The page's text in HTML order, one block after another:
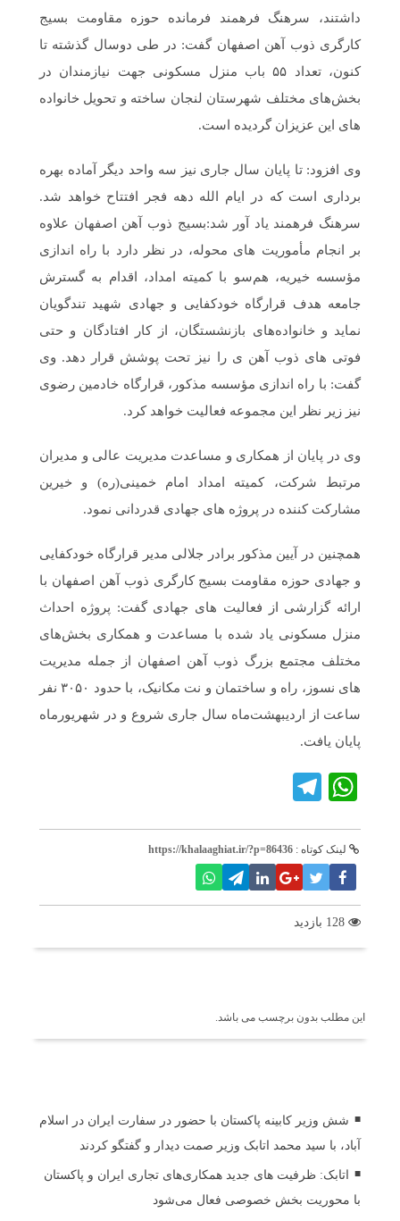
داشتند، سرهنگ فرهمند فرمانده حوزه مقاومت بسیج
کارگری ذوب آهن اصفهان گفت: در طی دوسال گذشته تا
کنون، تعداد ۵۵ باب منزل مسکونی جهت نیازمندان در
بخش‌های مختلف شهرستان لنجان ساخته و تحویل خانواده
های این عزیزان گردیده است.
وی افزود: تا پایان سال جاری نیز سه واحد دیگر آماده بهره
برداری است که در ایام الله دهه فجر افتتاح خواهد شد.
سرهنگ فرهمند یاد آور شد:بسیج ذوب آهن اصفهان علاوه
بر انجام مأموریت های محوله، در نظر دارد با راه اندازی
مؤسسه خیریه، هم‌سو با کمیته امداد، اقدام به گسترش
جامعه هدف قرارگاه خودکفایی و جهادی شهید تندگویان
نماید و خانواده‌های بازنشستگان، از کار افتادگان و حتی
فوتی های ذوب ‌آهن ی را نیز تحت پوشش قرار دهد. وی
گفت: با راه اندازی مؤسسه مذکور، قرارگاه خادمین رضوی
نیز زیر نظر این مجموعه فعالیت خواهد کرد.
وی در پایان از همکاری و مساعدت مدیریت عالی و مدیران
مرتبط شرکت، کمیته امداد امام خمینی(ره) و خیرین
مشارکت کننده در پروژه های جهادی قدردانی نمود.
همچنین در آیین مذکور برادر جلالی مدیر قرارگاه خودکفایی
و جهادی حوزه مقاومت بسیج کارگری ذوب آهن اصفهان با
ارائه گزارشی از فعالیت های جهادی گفت: پروژه احداث
منزل مسکونی یاد شده با مساعدت و همکاری بخش‌های
مختلف مجتمع بزرگ ذوب ‌آهن اصفهان از جمله مدیریت
های نسوز، راه و ساختمان و نت مکانیک، با حدود ۳۰۵۰ نفر
ساعت از اردیبهشت‌ماه سال جاری شروع و در شهریورماه
پایان یافت.
WhatsApp
لینک کوتاه : https://khalaaghiat.ir/?p=86436
این مطلب بدون برچسب می باشد.
شش وزیر کابینه پاکستان با حضور در سفارت ایران در اسلام
آباد، با سید محمد اتابک وزیر صمت دیدار و گفتگو کردند
اتابک: ظرفیت های جدید همکاری‌های تجاری ایران و پاکستان
با محوریت بخش خصوصی فعال می‌شود